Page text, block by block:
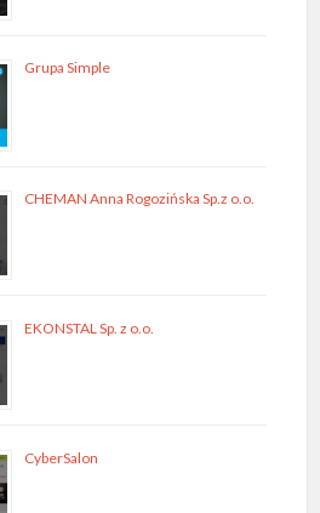
Grupa Simple
CHEMAN Anna Rogozińska Sp.z o.o.
EKONSTAL Sp. z o.o.
CyberSalon